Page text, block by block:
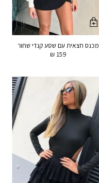
מכנס חצאית עם שסע קנדי שחור
₪159